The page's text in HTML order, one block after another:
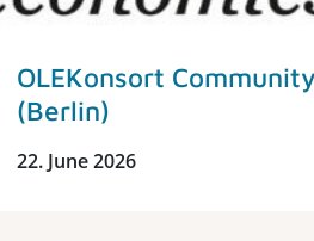
OLEKonsort
(Berlin)
22. June 2026